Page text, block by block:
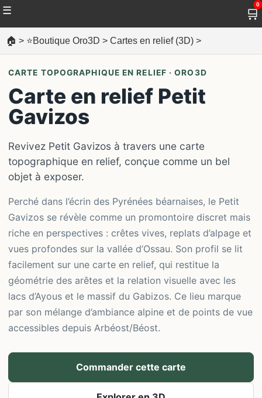
☰ 🛒
0
🏠 > ⭐Boutique Oro3D > Cartes en relief (3D) >
CARTE TOPOGRAPHIQUE EN RELIEF · ORO3D
Carte en relief Petit
Gavizos
Revivez Petit Gavizos à travers une carte
topographique en relief, conçue comme un bel
objet à exposer.
Perché dans l’écrin des Pyrénées béarnaises, le Petit
Gavizos se révèle comme un promontoire discret mais
riche en perspectives : crêtes vives, replats d’alpage et
vues profondes sur la vallée d’Ossau. Son profil se lit
facilement sur une carte en relief, qui restitue la
géométrie des arêtes et la relation visuelle avec les
lacs d’Ayous et le massif du Gabizos. Ce lieu marque
par son mélange d’ambiance alpine et de points de vue
accessibles depuis Arbéost/Béost.
Commander cette carte